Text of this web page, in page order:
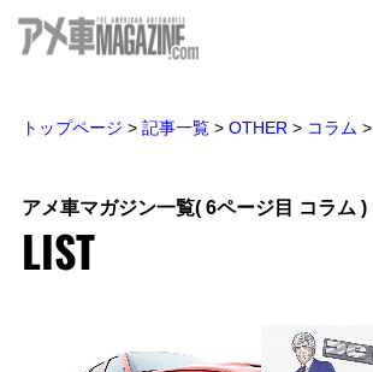
トップページ > 記事一覧 > OTHER > コラム >
アメ車マガジン一覧( 6ページ目 コラム )
LIST